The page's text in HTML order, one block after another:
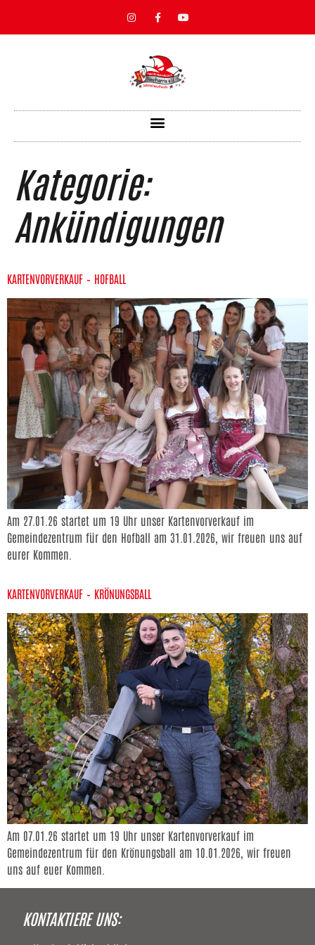
Kategorie:
Ankündigungen
KARTENVORVERKAUF – HOFBALL
Am 27.01.26 startet um 19 Uhr unser Kartenvorverkauf im
Gemeindezentrum für den Hofball am 31.01.2026, wir freuen uns auf
eurer Kommen.
KARTENVORVERKAUF – KRÖNUNGSBALL
Am 07.01.26 startet um 19 Uhr unser Kartenvorverkauf im
Gemeindezentrum für den Krönungsball am 10.01.2026, wir freuen
uns auf euer Kommen.
KONTAKTIERE UNS: